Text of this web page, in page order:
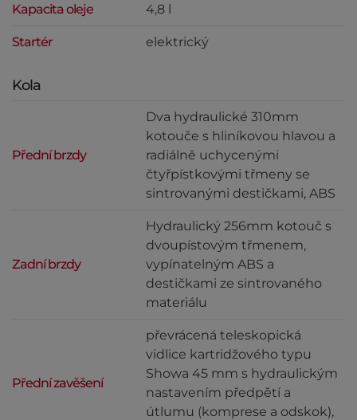
Kapacita oleje 4,8 l
Startér elektrický
Kola
Přední brzdy
Dva hydraulické 310mm
kotouče s hliníkovou hlavou a
radiálně uchycenými
čtyřpístkovými třmeny se
sintrovanými destičkami, ABS
Zadní brzdy
Hydraulický 256mm kotouč s
dvoupístovým třmenem,
vypínatelným ABS a
destičkami ze sintrovaného
materiálu
Přední zavěšení
převrácená teleskopická
vidlice kartridžového typu
Showa 45 mm s hydraulickým
nastavením předpětí a
útlumu (komprese a odskok),